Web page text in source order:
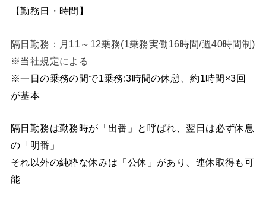
【勤務日・時間】
隔日勤務：月11～12乗務(1乗務実働16時間/週40時間制)
※当社規定による
※一日の乗務の間で1乗務:3時間の休憩、約1時間×3回
が基本
隔日勤務は勤務時が「出番」と呼ばれ、翌日は必ず休息
の「明番」
それ以外の純粋な休みは「公休」があり、連休取得も可
能